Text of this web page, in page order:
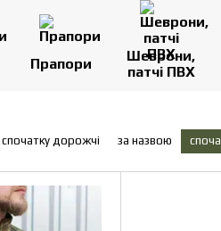
Прапори
Шеврони,
патчі ПВХ
спочатку дорожчі за назвою